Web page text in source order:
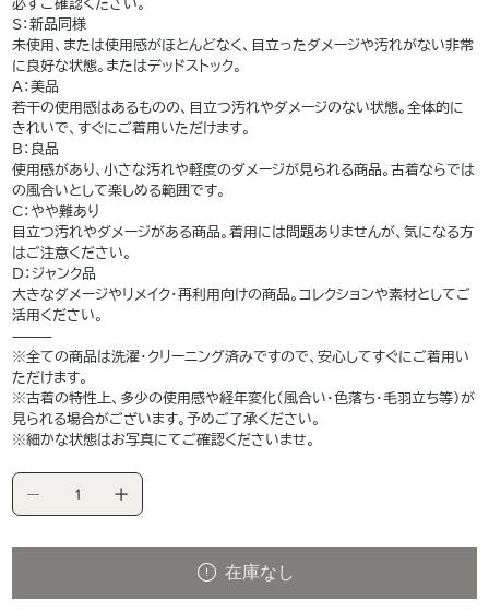
必ずご確認ください。
S：新品同様
未使用、または使用感がほとんどなく、目立ったダメージや汚れがない非常
に良好な状態。またはデッドストック。
A：美品
若干の使用感はあるものの、目立つ汚れやダメージのない状態。全体的に
きれいで、すぐにご着用いただけます。
B：良品
使用感があり、小さな汚れや軽度のダメージが見られる商品。古着ならでは
の風合いとして楽しめる範囲です。
C：やや難あり
目立つ汚れやダメージがある商品。着用には問題ありませんが、気になる方
はご注意ください。
D：ジャンク品
大きなダメージやリメイク・再利用向けの商品。コレクションや素材としてご
活用ください。
⸻
※全ての商品は洗濯・クリーニング済みですので、安心してすぐにご着用い
ただけます。
※古着の特性上、多少の使用感や経年変化（風合い・色落ち・毛羽立ち等）が
見られる場合がございます。予めご了承ください。
※細かな状態はお写真にてご確認くださいませ。
在庫なし